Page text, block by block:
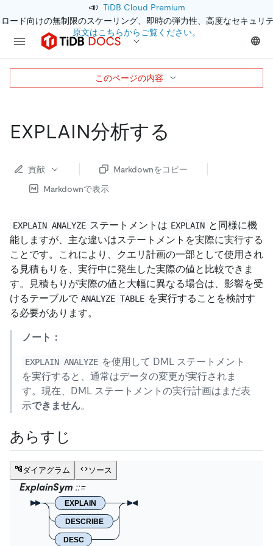
📣 TiDB Cloud Premium
ード向けの無制限のスケーリング、即時の弾力性、高度なセキュリ
原文はこちらからご覧ください。
EXPLAIN分析する
貢献
Markdownをコピー
Markdownで表示
EXPLAIN ANALYZE ステートメントは EXPLAIN と同様に機
能しますが、主な違いはステートメントを実際に実行する
ことです。これにより、クエリ計画の一部として使用され
る見積もりを、実行中に発生した実際の値と比較できま
す。見積もりが実際の値と大幅に異なる場合は、影響を受
けるテーブルで ANALYZE TABLE を実行することを検討す
る必要があります。
ノート：
EXPLAIN ANALYZE を使用して DML ステートメント
を実行すると、通常はデータの変更が実行されま
す。現在、DML ステートメントの実行計画はまだ表
示できません。
あらすじ
ダイアグラム ソース
ExplainSym
EXPLAIN
DESCRIBE
DESC
このページの内容